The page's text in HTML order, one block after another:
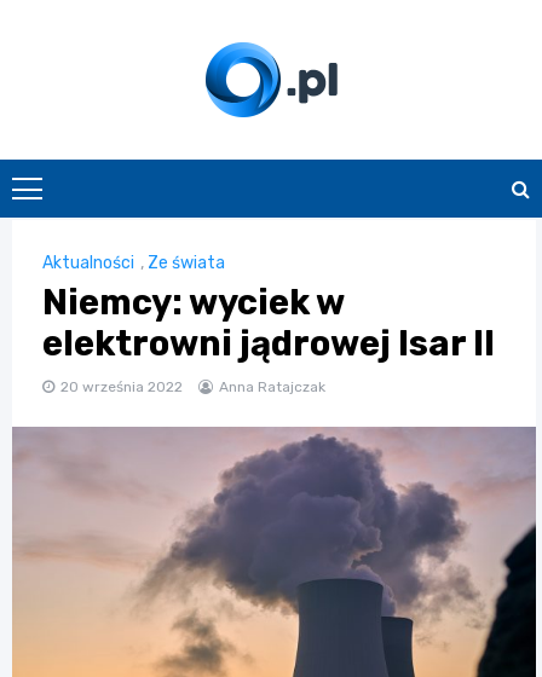
O.pl
Aktualności , Ze świata
Niemcy: wyciek w
elektrowni jądrowej Isar II
20 września 2022 Anna Ratajczak